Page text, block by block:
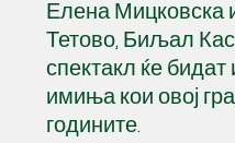
Елена Мицковска
Тетово, Биљал
спектакл ќе
имиња кои овој
годините.